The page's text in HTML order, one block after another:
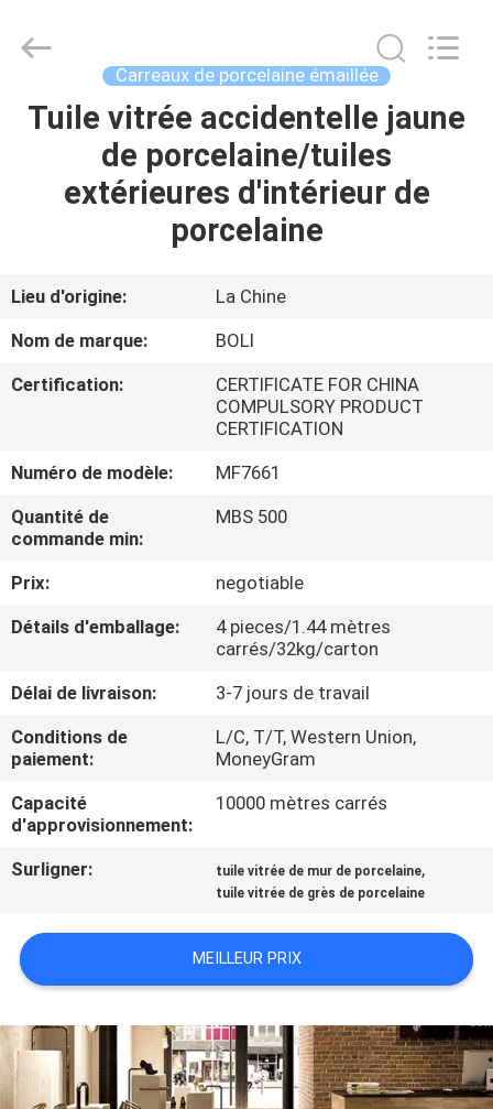
MAISON
VIDÉOS
À
DE
NOUS
VISITE
DE
CONTRÔLE
DE
LA
QUALITÉ
CONTACTER
DEMANDEZ
UN DEVIS
CERAMICS
Reserved.
Carreaux de porcelaine émaillée
Tuile vitrée accidentelle jaune
de porcelaine/tuiles
extérieures d'intérieur de
porcelaine
Lieu d'origine:
La Chine
Nom de marque:
BOLI
Certification:
CERTIFICATE FOR CHINA
COMPULSORY PRODUCT
CERTIFICATION
Numéro de modèle:
MF7661
Quantité de
commande min:
MBS 500
Prix:
negotiable
Détails d'emballage:
4 pieces/1.44 mètres
carrés/32kg/carton
Délai de livraison:
3-7 jours de travail
Conditions de
paiement:
L/C, T/T, Western Union,
MoneyGram
Capacité
d'approvisionnement:
10000 mètres carrés
Surligner: tuile vitrée de mur de porcelaine,
tuile vitrée de grès de porcelaine
MEILLEUR PRIX